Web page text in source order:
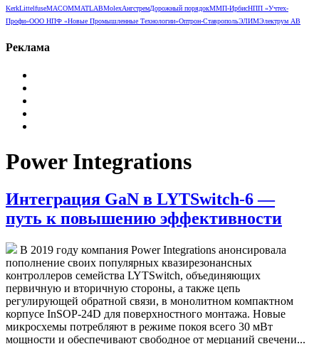
KerkLittelfuseMACOMMATLABMolexАнгстремДорожный порядокММП-ИрбисНПП «Учтех-
Профи»ООО НПФ «Новые Промышленные Технологии»Оптрон-СтавропольЭЛИМЭлектрум АВ
Реклама
Power Integrations
Интеграция GaN в LYTSwitch-6 —
путь к повышению эффективности
В 2019 году компания Power Integrations анонсировала
пополнение своих популярных квазирезонансных
контроллеров семейства LYTSwitch, объединяющих
первичную и вторичную стороны, а также цепь
регулирующей обратной связи, в монолитном компактном
корпусе InSOP-24D для поверхностного монтажа. Новые
микросхемы потребляют в режиме покоя всего 30 мВт
мощности и обеспечивают свободное от мерцаний свечени...